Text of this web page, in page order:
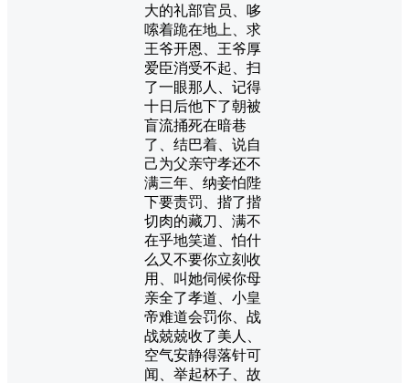
大的礼部官员、哆
嗦着跪在地上、求
王爷开恩、王爷厚
爱臣消受不起、扫
了一眼那人、记得
十日后他下了朝被
盲流捅死在暗巷
了、结巴着、说自
己为父亲守孝还不
满三年、纳妾怕陛
下要责罚、揩了揩
切肉的藏刀、满不
在乎地笑道、怕什
么又不要你立刻收
用、叫她伺候你母
亲全了孝道、小皇
帝难道会罚你、战
战兢兢收了美人、
空气安静得落针可
闻、举起杯子、故